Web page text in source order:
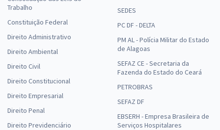
Trabalho
Constituição Federal
Direito Administrativo
Direito Ambiental
Direito Civil
Direito Constitucional
Direito Empresarial
Direito Penal
Direito Previdenciário
SEDES
PC DF - DELTA
PM AL - Polícia Militar do Estado
de Alagoas
SEFAZ CE - Secretaria da
Fazenda do Estado do Ceará
PETROBRAS
SEFAZ DF
EBSERH - Empresa Brasileira de
Serviços Hospitalares